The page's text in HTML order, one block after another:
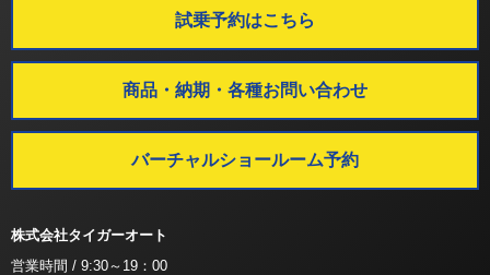
試乗予約はこちら
商品・納期・各種お問い合わせ
バーチャルショールーム予約
株式会社タイガーオート
営業時間 / 9:30～19：00